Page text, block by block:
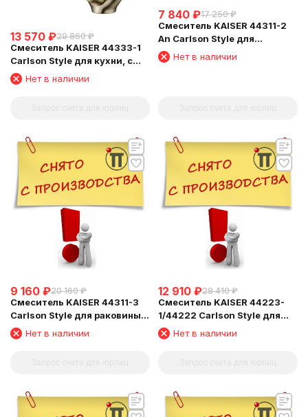
13 570 ₽29 860 ₽
Смеситель KAISER 44333-1
Carlson Style для кухни, с
краном для питьевой воды,
бронзовый
Нет в наличии
7 840 ₽17 250 ₽
Смеситель KAISER 44311-2
An Carlson Style для
раковины
Нет в наличии
9 160 ₽20 160 ₽
Смеситель KAISER 44311-3
Carlson Style для раковины,
золотой
Нет в наличии
12 910 ₽28 410 ₽
Смеситель KAISER 44223-
1/44222 Carlson Style для
ванныНет в наличии